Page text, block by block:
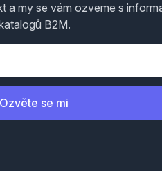
a my se vám ozveme s
B2M.
Ozvěte se mi